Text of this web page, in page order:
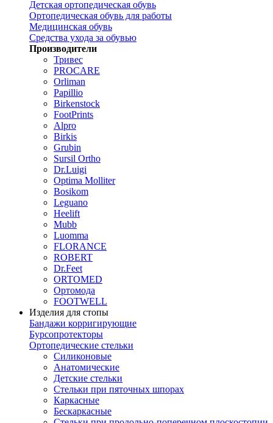
Детская ортопедическая обувь
Ортопедическая обувь для работы
Медицинская обувь
Средства ухода за обувью
Производители
Тривес
PROCARE
Orliman
Papillio
Birkenstock
FootPrints
Alpro
Birkis
Grubin
Sursil Ortho
Dr.Luigi
Optima Molliter
Bosikom
Leguano
Heelift
Mubb
Luomma
FLORANCE
ROBERT
Dr.Feet
ORTOMED
Ортомода
FOOTWELL
Изделия для стопы
Бандажи корригирующие
Бурсопротекторы
Ортопедические стельки
Силиконовые
Анатомические
Детские стельки
Стельки при пяточных шпорах
Каркасные
Бескаркасные